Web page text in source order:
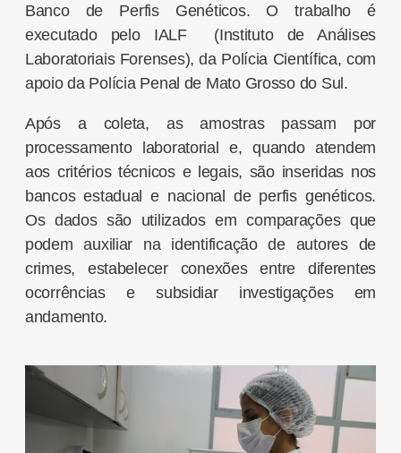
Banco de Perfis Genéticos. O trabalho é
executado pelo IALF (Instituto de Análises
Laboratoriais Forenses), da Polícia Científica, com
apoio da Polícia Penal de Mato Grosso do Sul.
Após a coleta, as amostras passam por
processamento laboratorial e, quando atendem
aos critérios técnicos e legais, são inseridas nos
bancos estadual e nacional de perfis genéticos.
Os dados são utilizados em comparações que
podem auxiliar na identificação de autores de
crimes, estabelecer conexões entre diferentes
ocorrências e subsidiar investigações em
andamento.